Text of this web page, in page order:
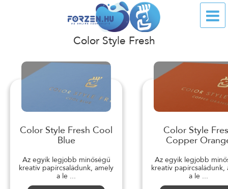
Color Style Fresh
Color Style Fresh Cool
Blue
Az egyik legjobb minőségű
kreatív papírcsaládunk, amely
a le ...
Color Style
Copper
Az egyik legjobb
kreatív papírcsaládunk,
a le ...